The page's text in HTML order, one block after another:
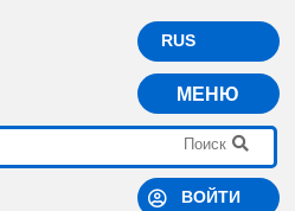
RUS
МЕНЮ
ВОЙТИ